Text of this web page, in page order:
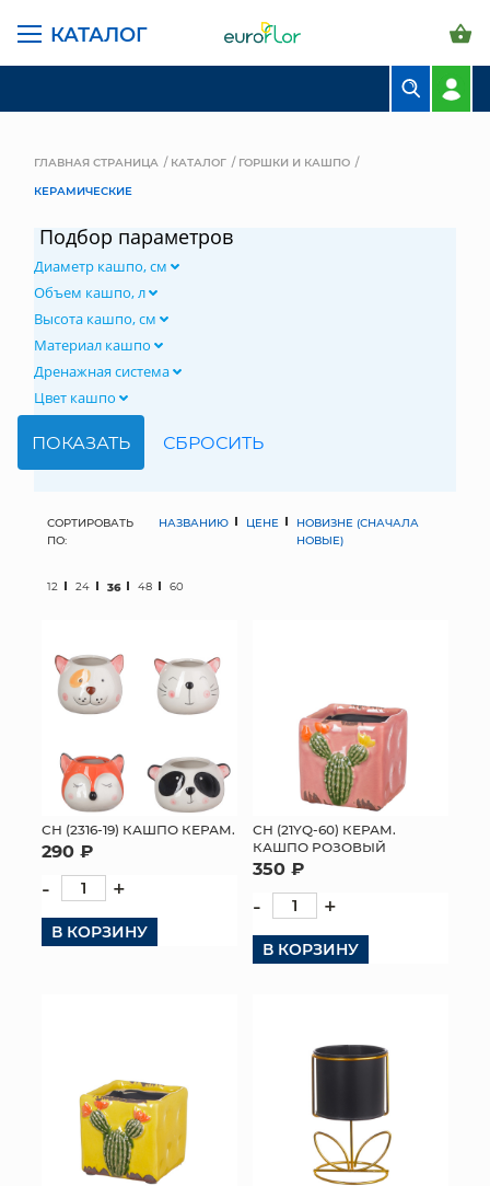
КАТАЛОГ
СВАДЕБНАЯ ФЛОРИСТИКА
МЯГКИЕ ИГРУШКИ
СУНДУКИ
ИСКУССТВЕННЫЕ ЦВЕТЫ
ПАКЕТЫ И СУМКИ
ТОРГОВЫЙ ЦЕНТР
ОПТОВЫМ КЛИЕНТАМ
ДОСТАВКА И ОПЛАТА
ГЛАВНАЯ СТРАНИЦА КАТАЛОГ
ГОРШКИ И КАШПО
КЕРАМИЧЕСКИЕ
Подбор параметров
Диаметр кашпо, см
Объем кашпо, л
Высота кашпо, см
Материал кашпо
Дренажная система
Цвет кашпо
СОРТИРОВАТЬ
ПО:
НАЗВАНИЮ ЦЕНЕ
НОВИЗНЕ (СНАЧАЛА
НОВЫЕ)
12 24 36 48 60
СН (2316-19) КАШПО КЕРАМ.
290 ₽
- +
В КОРЗИНУ
СН (21YQ-60) КЕРАМ.
КАШПО РОЗОВЫЙ
350 ₽
- +
В КОРЗИНУ